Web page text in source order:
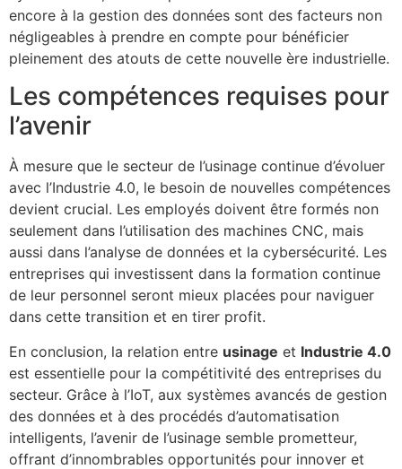
encore à la gestion des données sont des facteurs non
négligeables à prendre en compte pour bénéficier
pleinement des atouts de cette nouvelle ère industrielle.
Les compétences requises pour
l’avenir
À mesure que le secteur de l’usinage continue d’évoluer
avec l’Industrie 4.0, le besoin de nouvelles compétences
devient crucial. Les employés doivent être formés non
seulement dans l’utilisation des machines CNC, mais
aussi dans l’analyse de données et la cybersécurité. Les
entreprises qui investissent dans la formation continue
de leur personnel seront mieux placées pour naviguer
dans cette transition et en tirer profit.
En conclusion, la relation entre usinage et Industrie 4.0
est essentielle pour la compétitivité des entreprises du
secteur. Grâce à l’IoT, aux systèmes avancés de gestion
des données et à des procédés d’automatisation
intelligents, l’avenir de l’usinage semble prometteur,
offrant d’innombrables opportunités pour innover et